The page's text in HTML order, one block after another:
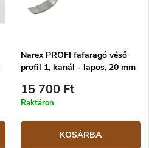
Narex PROFI fafaragó véső
profil 1, kanál - lapos, 20 mm
15 700 Ft
Raktáron
KOSÁRBA